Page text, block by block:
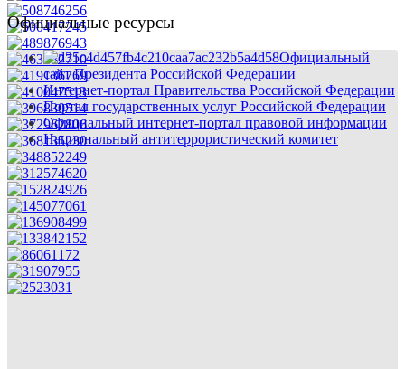
Официальные ресурсы
Официальный
сайт Президента Российской Федерации
Интернет-портал Правительства Российской Федерации
Портал государственных услуг Российской Федерации
Официальный интернет-портал правовой информации
Национальный антитеррористический комитет